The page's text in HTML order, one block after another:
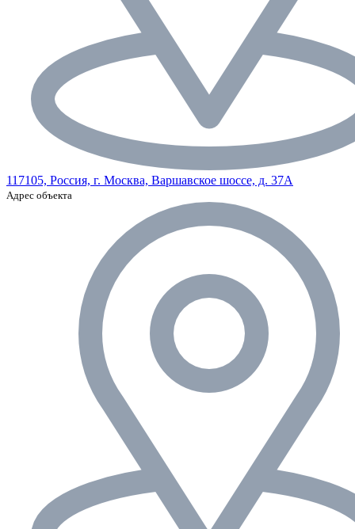
117105, Россия, г. Москва, Варшавское шоссе, д. 37А
Адрес объекта